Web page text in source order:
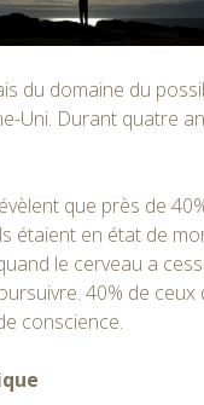
du domaine du
Uni. Durant quatre
que près de
étaient en état de
le cerveau a
40% de
conscience.